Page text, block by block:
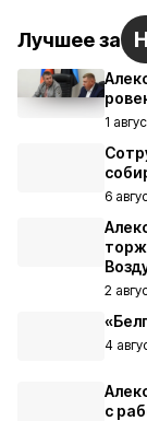
Лучшее за
1
6
2
4
с